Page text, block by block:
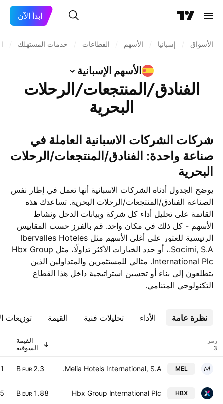
ابدأ الآن
الأسواق إسبانيا الأسهم القطاعات خدمات المستهلك
الأسهم الإسبانية
الفنادق/المنتجعات/الرحلات
البحرية
شركات الشركات الاسبانية العاملة في
صناعة واحدة: الفنادق/المنتجعات/الرحلات
البحرية
يوضح الجدول أدناه الشركات الاسبانية أنها تعمل في إطار نفس
الصناعة الفنادق/المنتجعات/الرحلات البحرية. تساعدك هذه
القائمة على تحليل أداء كل شركة وبيانات الدخل ونشاط
الأسهم - كل ذلك في مكان واحد. قم بالفرز حسب المقاييس
الرئيسية للعثور على أغلى الأسهم مثل Ibervalles Hoteles
Socimi, S.A.، أو حدد الخيارات الأكثر تداولًا، مثل Hbx Group
International Plc. مثالي للمستثمرين والمتداولين الذين
يتطلعون إلى بناء أو تحسين استراتيجية داخل هذا القطاع
التكنولوجي المتنامي.
نظرة عامة الأداء تحليلات فنية القيمة توزيعات
رمز
القيمة
السوقية
MEL
Melia Hotels International, S.A.
2.3 B
EUR
HBX
Hbx Group International Plc
1.88 B
EUR